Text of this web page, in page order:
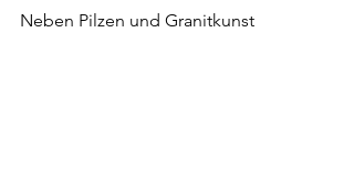
Neben Pilzen und Granitkunst